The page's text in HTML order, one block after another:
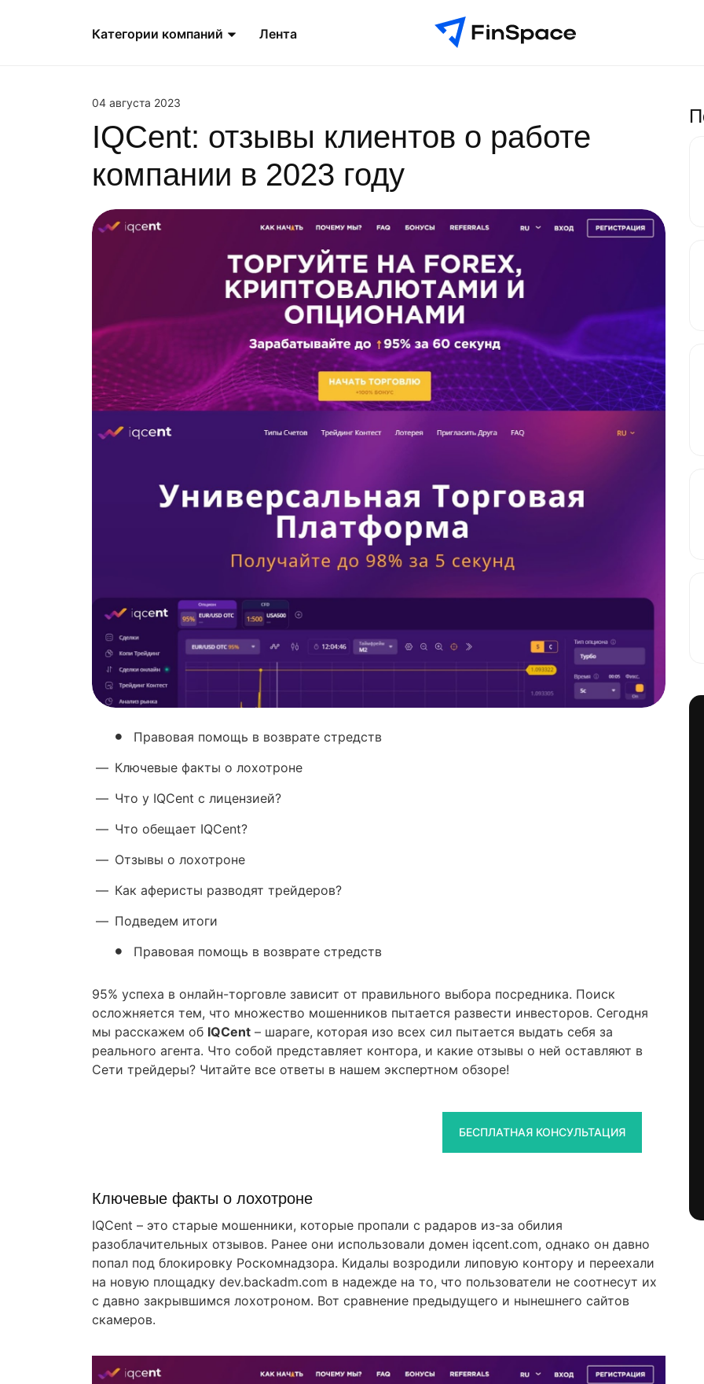
Категории компаний Лента
04 августа 2023
IQCent: отзывы клиентов о работе
компании в 2023 году
Правовая помощь в возврате стредств
— Ключевые факты о лохотроне
— Что у IQCent с лицензией?
— Что обещает IQCent?
— Отзывы о лохотроне
— Как аферисты разводят трейдеров?
— Подведем итоги
Правовая помощь в возврате стредств
95% успеха в онлайн-торговле зависит от правильного выбора посредника. Поиск
осложняется тем, что множество мошенников пытается развести инвесторов. Сегодня
мы расскажем об IQCent – шараге, которая изо всех сил пытается выдать себя за
реального агента. Что собой представляет контора, и какие отзывы о ней оставляют в
Сети трейдеры? Читайте все ответы в нашем экспертном обзоре!
БЕСПЛАТНАЯ КОНСУЛЬТАЦИЯ
Ключевые факты о лохотроне
IQCent – это старые мошенники, которые пропали с радаров из-за обилия
разоблачительных отзывов. Ранее они использовали домен iqcent.com, однако он давно
попал под блокировку Роскомнадзора. Кидалы возродили липовую контору и переехали
на новую площадку dev.backadm.com в надежде на то, что пользователи не соотнесут их
с давно закрывшимся лохотроном. Вот сравнение предыдущего и нынешнего сайтов
скамеров.